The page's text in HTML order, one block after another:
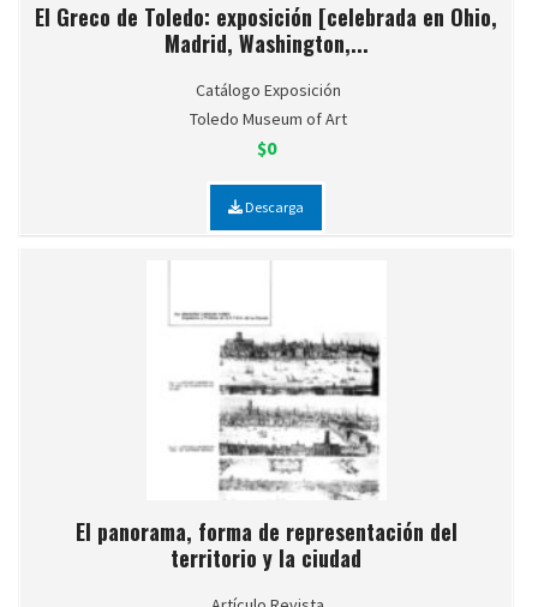
El Greco de Toledo: exposición [celebrada en Ohio,
Madrid, Washington,...
Catálogo Exposición
Toledo Museum of Art
$0
Descarga
El panorama, forma de representación del
territorio y la ciudad